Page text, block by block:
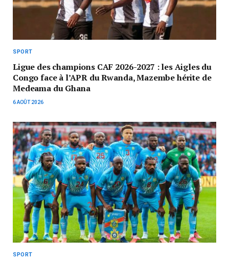
SPORT
Ligue des champions CAF 2026-2027 : les Aigles du
Congo face à l’APR du Rwanda, Mazembe hérite de
Medeama du Ghana
6 AOÛT 2026
SPORT